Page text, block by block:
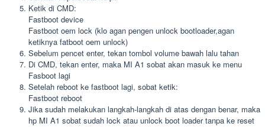
Ketik di CMD:
Fastboot device
Fastboot oem lock (klo agan pengen unlock bootloader,agan
ketiknya fatboot oem unlock)
Sebelum pencet enter, tekan tombol volume bawah lalu tahan
Di CMD, tekan enter, maka MI A1 sobat akan masuk ke menu
Fasboot lagi
Setelah reboot ke fastboot lagi, sobat ketik:
Fastboot reboot
Jika sudah melakukan langkah-langkah di atas dengan benar, maka
hp MI A1 sobat sudah lock atau unlock boot loader tanpa ke reset